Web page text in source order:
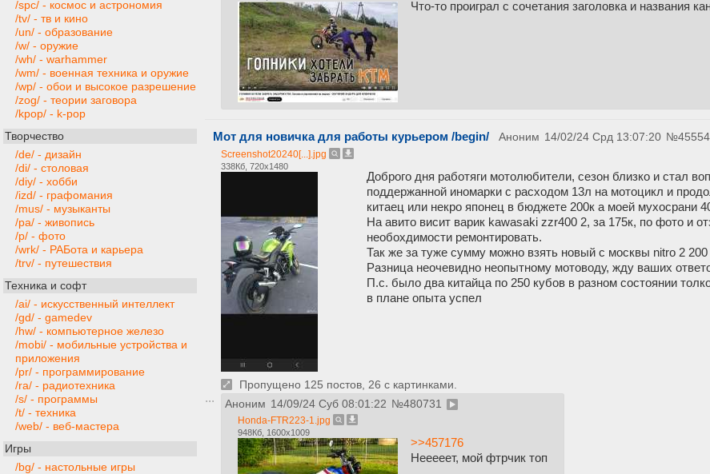
/spc/ - космос и астрономия
/tv/ - тв и кино
/un/ - образование
/w/ - оружие
/wh/ - warhammer
/wm/ - военная техника и оружие
/wp/ - обои и высокое разрешение
/zog/ - теории заговора
/kpop/ - k-pop
Творчество
/de/ - дизайн
/di/ - столовая
/diy/ - хобби
/izd/ - графомания
/mus/ - музыканты
/pa/ - живопись
/p/ - фото
/wrk/ - РАБота и карьера
/trv/ - путешествия
Техника и софт
/ai/ - искусственный интеллект
/gd/ - gamedev
/hw/ - компьютерное железо
/mobi/ - мобильные устройства и
приложения
/pr/ - программирование
/ra/ - радиотехника
/s/ - программы
/t/ - техника
/web/ - веб-мастера
Игры
/bg/ - настольные игры
Что-то проиграл с сочетания заголовка и названия
Мот для новичка для работы курьером /begin/ Аноним 14/02/24 Срд 13:07:20 №
Screenshot20240[...].jpg
338Кб, 720x1480
Доброго дня работяги мотолюбители, сезон близко и стал
поддержанной иномарки с расходом 13л на мотоцикл и
китаец или некро японец в бюджете 200к а моей мухосрани
На авито висит варик kawasaki zzr400 2, за 175к, по фото и
необохдимости ремонтировать.
Так же за туже сумму можно взять новый с москвы nitro 2 200
Разница неочевидно неопытному мотоводу, жду ваших
П.с. было два китайца по 250 кубов в разном состоянии
в плане опыта успел
Пропущено 125 постов, 26 с картинками.
Аноним 14/09/24 Суб 08:01:22 №480731
Honda-FTR223-1.jpg
948Кб, 1600x1009
>>457176
Нееееет, мой фтрчик топ